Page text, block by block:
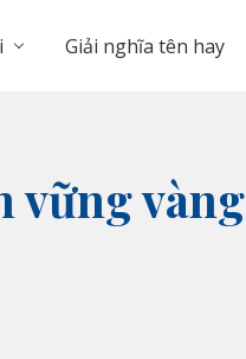
Giải nghĩa tên hay
vững vàng